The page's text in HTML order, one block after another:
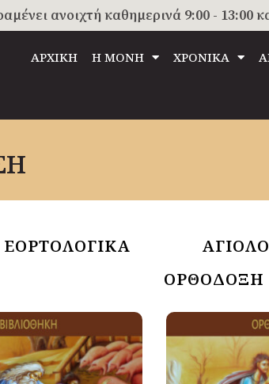
ανοιχτή καθημερινά 9:00 - 13:00
ΑΡΧΙΚΗ Η ΜΟΝΗ ΧΡΟΝΙΚΑ
ΕΟΡΤΟΛΟΓΙΚΑ
ΟΡΘΟΔΟΞΗ